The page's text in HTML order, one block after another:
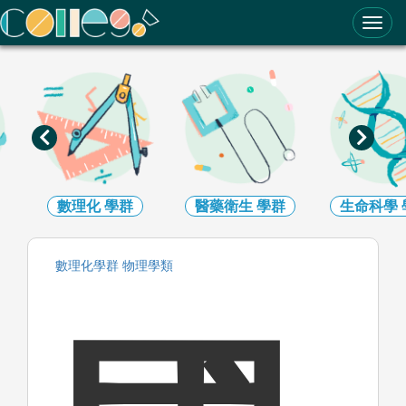
ColleGo! 大學選才與高中育才輔助系統
數理化學群 醫藥衛生 學群 生命科學
數理化學群 物理學類